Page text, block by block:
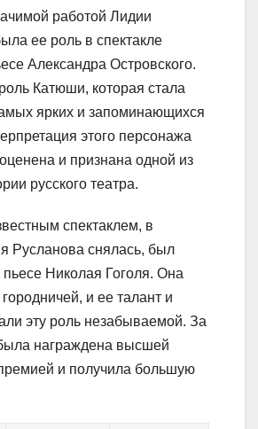
работой Лидии
ее роль в спектакле
Александра Островского.
Катюши, которая стала
ярких и запоминающихся
этого персонажа
и признана одной из
русского театра.
спектаклем, в
Русланова снялась, был
Николая Гоголя. Она
и ее талант и
эту роль незабываемой. За
награждена высшей
и получила большую